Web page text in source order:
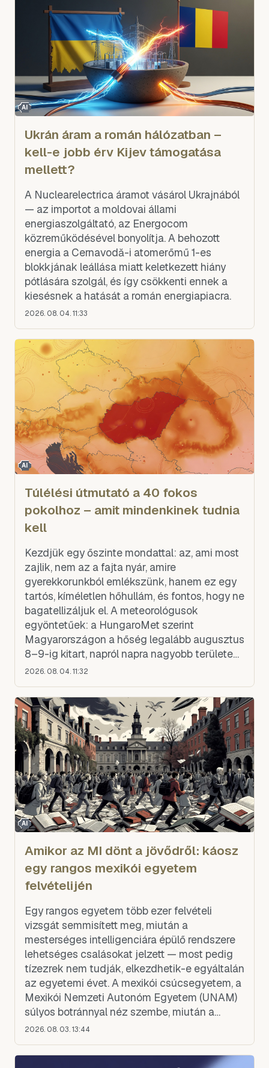
AI
Ukrán áram a román hálózatban –
kell-e jobb érv Kijev támogatása
mellett?
A Nuclearelectrica áramot vásárol Ukrajnából
— az importot a moldovai állami
energiaszolgáltató, az Energocom
közreműködésével bonyolítja. A behozott
energia a Cernavodă-i atomerőmű 1-es
blokkjának leállása miatt keletkezett hiány
pótlására szolgál, és így csökkenti ennek a
kiesésnek a hatását a román energiapiacra.
2026. 08. 04. 11:33
AI
Túlélési útmutató a 40 fokos
pokolhoz – amit mindenkinek tudnia
kell
Kezdjük egy őszinte mondattal: az, ami most
zajlik, nem az a fajta nyár, amire
gyerekkorunkból emlékszünk, hanem ez egy
tartós, kíméletlen hőhullám, és fontos, hogy ne
bagatellizáljuk el. A meteorológusok
egyöntetűek: a HungaroMet szerint
Magyarországon a hőség legalább augusztus
8–9-ig kitart, napról napra nagyobb területen
kúszik 40 fok fölé a délutáni csúcs, és
2026. 08. 04. 11:32
AI
Amikor az MI dönt a jövődről: káosz
egy rangos mexikói egyetem
felvételijén
Egy rangos egyetem több ezer felvételi
vizsgát semmisített meg, miután a
mesterséges intelligenciára épülő rendszere
lehetséges csalásokat jelzett — most pedig
tízezrek nem tudják, elkezdhetik-e egyáltalán
az egyetemi évet. A mexikói csúcsegyetem, a
Mexikói Nemzeti Autonóm Egyetem (UNAM)
súlyos botránnyal néz szembe, miután a
történetében először használt MI-alapú
2026. 08. 03. 13:44